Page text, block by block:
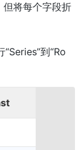
将每个字段折
到“Ro